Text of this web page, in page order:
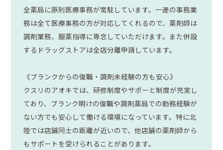
全薬局に原則医療事務が常駐しています。一連の事務業
務は全て医療事務の方が対応してくれるので、薬剤師は
調剤業務、服薬指導に専念していただけます。また併設
するドラッグストアは全店分離申請しています。
《ブランクからの復職・調剤未経験の方も安心》
クスリのアオキでは、研修制度やサポーと制度が充実し
ており、ブランク明けの復職や調剤薬局での勤務経験が
ない方でも安心して働ける環境になっています。特に北
陸では店舗同士の距離が近いので、他店舗の薬剤師から
もサポートを受けられることがあります。